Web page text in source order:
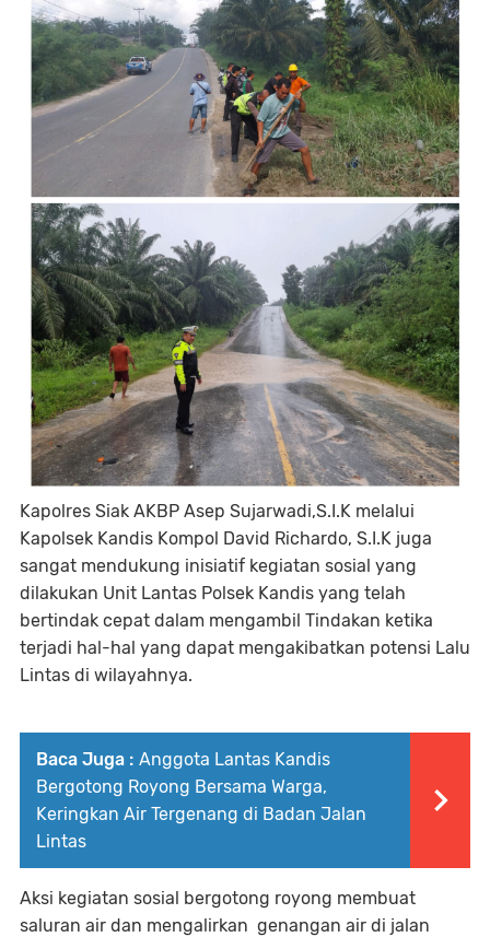
Kapolres Siak AKBP Asep Sujarwadi,S.I.K melalui
Kapolsek Kandis Kompol David Richardo, S.I.K juga
sangat mendukung inisiatif kegiatan sosial yang
dilakukan Unit Lantas Polsek Kandis yang telah
bertindak cepat dalam mengambil Tindakan ketika
terjadi hal-hal yang dapat mengakibatkan potensi Lalu
Lintas di wilayahnya.
Baca Juga : Anggota Lantas Kandis
Bergotong Royong Bersama Warga,
Keringkan Air Tergenang di Badan Jalan
Lintas
Aksi kegiatan sosial bergotong royong membuat
saluran air dan mengalirkan genangan air di jalan